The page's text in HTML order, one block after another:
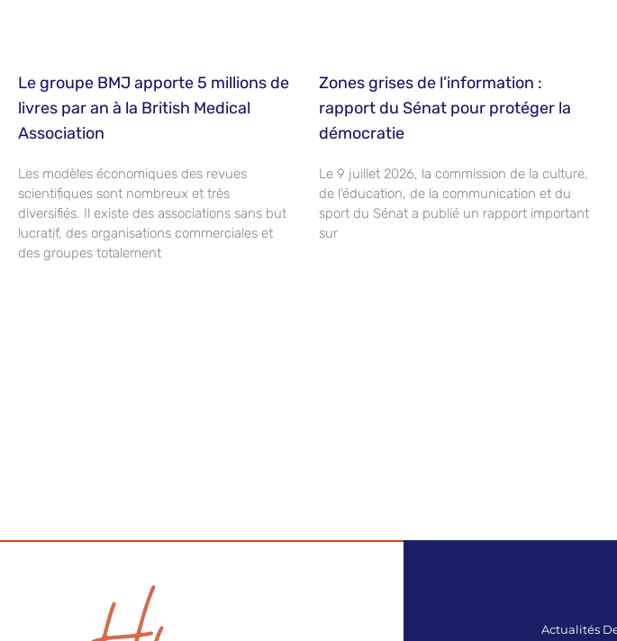
Le groupe BMJ apporte 5 millions de
livres par an à la British Medical
Association
Les modèles économiques des revues
scientifiques sont nombreux et très
diversifiés. Il existe des associations sans but
lucratif, des organisations commerciales et
des groupes totalement
Zones grises de l’information :
rapport du Sénat pour protéger la
démocratie
Le 9 juillet 2026, la commission de la culture,
de l’éducation, de la communication et du
sport du Sénat a publié un rapport important
sur
Actualités